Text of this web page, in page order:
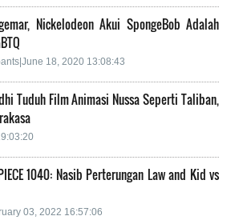
Nickelodeon Akui SpongeBob Adalah
18, 2020 13:08:43
Tuduh Film Animasi Nussa Seperti Taliban,
1040: Nasib Perterungan Law and Kid vs
03, 2022 16:57:06